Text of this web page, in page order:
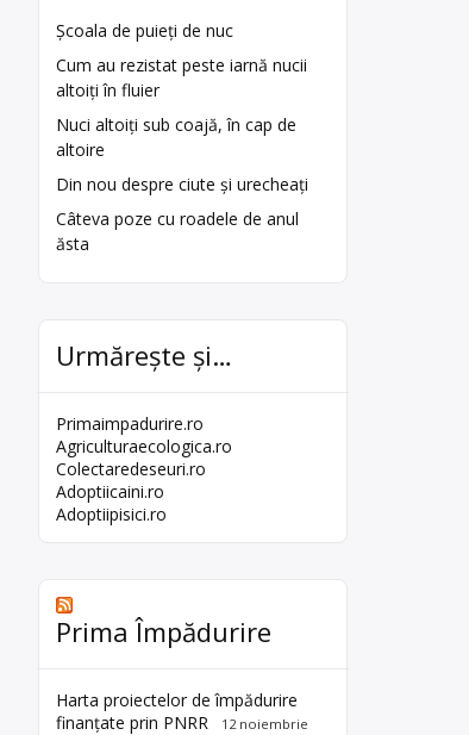
Școala de puieți de nuc
Cum au rezistat peste iarnă nucii
altoiți în fluier
Nuci altoiți sub coajă, în cap de
altoire
Din nou despre ciute și urecheați
Câteva poze cu roadele de anul
ăsta
Urmărește și…
Primaimpadurire.ro
Agriculturaecologica.ro
Colectaredeseuri.ro
Adoptiicaini.ro
Adoptiipisici.ro
Prima Împădurire
Harta proiectelor de împădurire
finanțate prin PNRR
12 noiembrie